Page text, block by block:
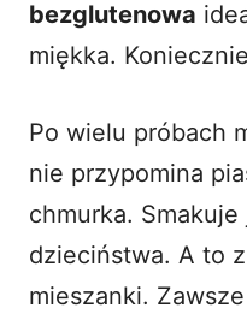
bezglutenowa
miękka.
Po wielu próbach
nie przypomina
chmurka.
dzieciństwa. A to
mieszanki.